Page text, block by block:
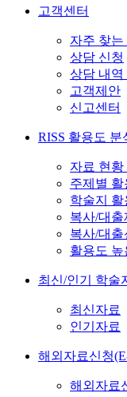
고객센터
자주 찾는
상담 신청
상담 내역
고객제안
신고센터
RISS 활용도 분
자료 현황
주제별 활
학술지 활
복사/대출
복사/대출
활용도 높
최신/인기 학술
최신자료
인기자료
해외자료신청
해외자료